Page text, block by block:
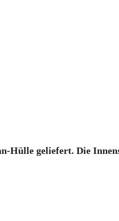
Hülle geliefert. Die